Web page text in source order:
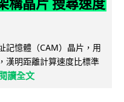
構晶片 搜尋速度
記憶體（CAM）晶片，用
漢明距離計算速度比標準
讀全文